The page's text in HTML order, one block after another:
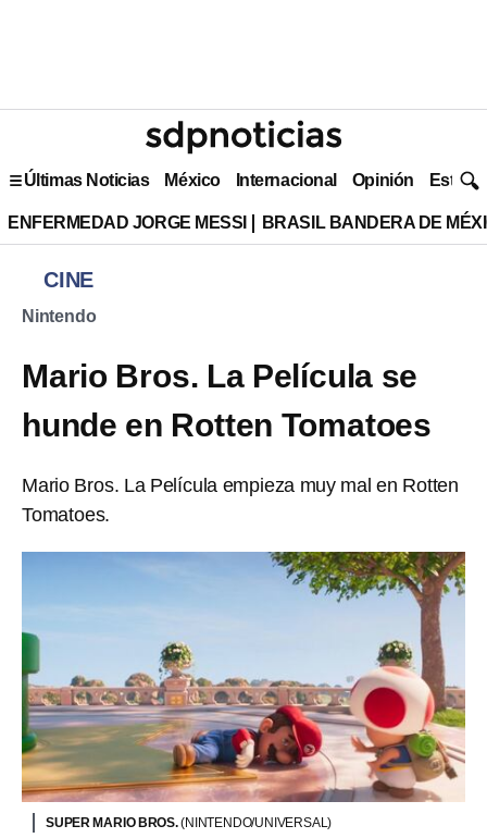
Últimas Noticias México Internacional Opinión Estilo
ENFERMEDAD JORGE MESSI BRASIL BANDERA DE
CINE
Nintendo
Mario Bros. La Película se
hunde en Rotten Tomatoes
Mario Bros. La Película empieza muy mal en Rotten
Tomatoes.
SUPER MARIO BROS.(NINTENDO/UNIVERSAL)